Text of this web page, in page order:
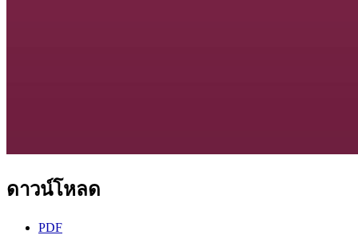
ดาวน์โหลด
PDF